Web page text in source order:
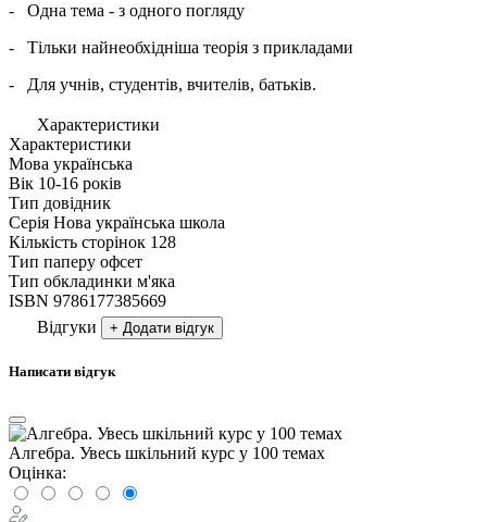
- Одна тема - з одного погляду
- Тільки найнеобхідніша теорія з прикладами
- Для учнів, студентів, вчителів, батьків.
Характеристики
Характеристики
Мова українська
Вік 10-16 рокiв
Тип довідник
Серія Нова українська школа
Кількість сторінок 128
Тип паперу офсет
Тип обкладинки м'яка
ISBN 9786177385669
Відгуки
+ Додати відгук
Написати відгук
Алгебра. Увесь шкільний курс у 100 темах
Оцінка: